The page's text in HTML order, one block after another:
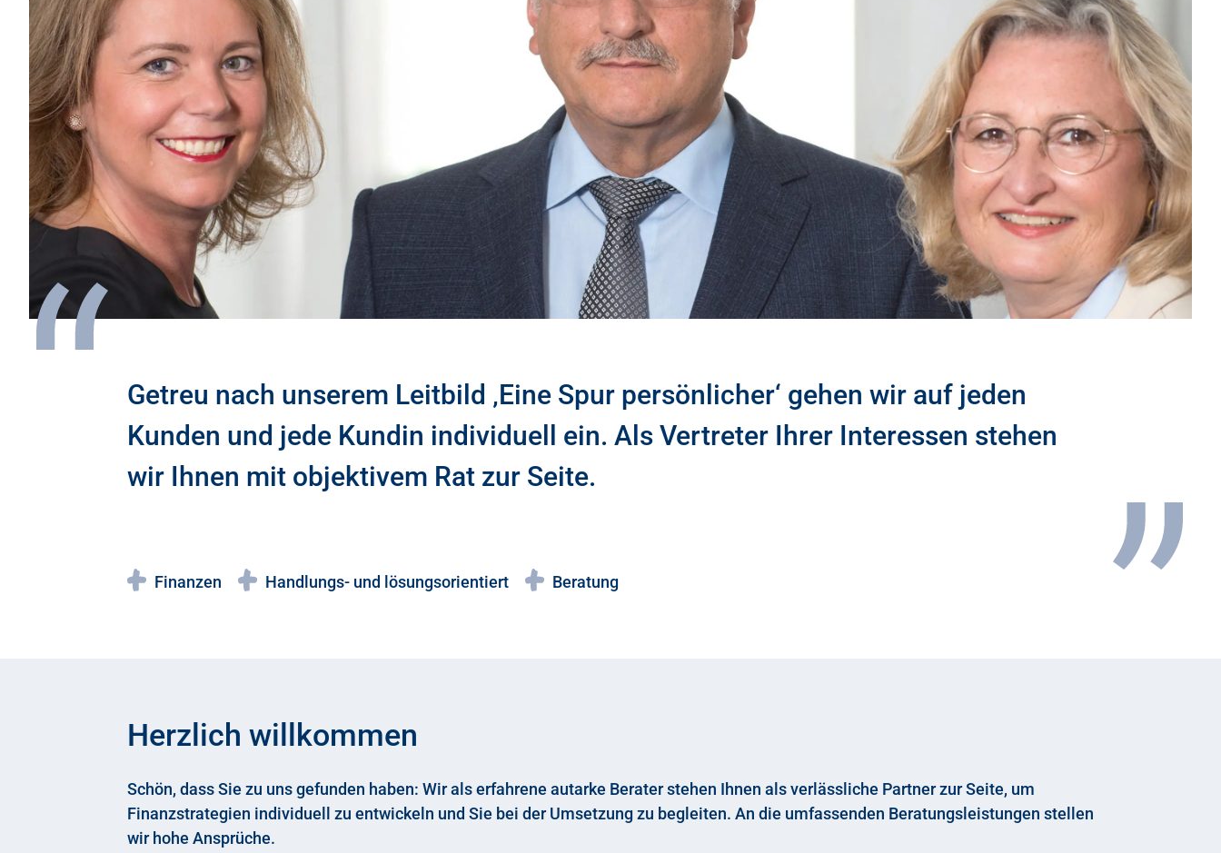
Getreu nach unserem Leitbild ‚Eine Spur persönlicher‘ gehen wir auf jeden
Kunden und jede Kundin individuell ein. Als Vertreter Ihrer Interessen stehen
wir Ihnen mit objektivem Rat zur Seite.
Finanzen Handlungs- und lösungsorientiert Beratung
Herzlich willkommen
Schön, dass Sie zu uns gefunden haben: Wir als erfahrene autarke Berater stehen Ihnen als verlässliche Partner zur Seite, um
Finanzstrategien individuell zu entwickeln und Sie bei der Umsetzung zu begleiten. An die umfassenden Beratungsleistungen stellen
wir hohe Ansprüche.